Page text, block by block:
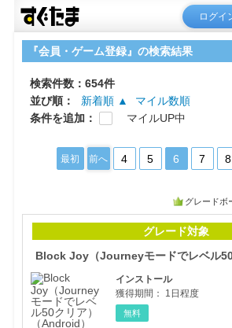
ログイ
『会員・ゲーム登録』の検索結果
検索件数：654件
並び順：
新着順 ▲
マイル数順
条件を追加：
マイルUP中
最初 前へ 4 5 6 7 8
グレードボ
グレード対象
インストール
獲得期間：
1日程度
無料